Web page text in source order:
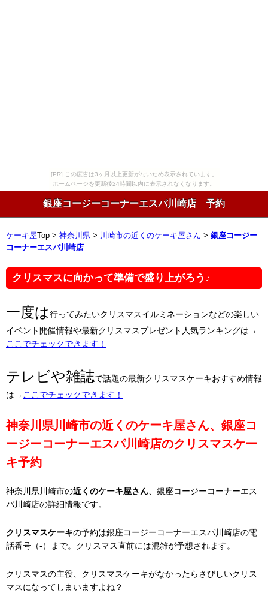
[PR] この広告は3ヶ月以上更新がないため表示されています。
ホームページを更新後24時間以内に表示されなくなります。
銀座コージーコーナーエスパ川崎店 予約
ケーキ屋 Top > 神奈川県 > 川崎市の近くのケーキ屋さん > 銀座コージー
コーナーエスパ川崎店
クリスマスに向かって準備で盛り上がろう♪
一度は行ってみたいクリスマスイルミネーションなどの楽しい
イベント開催情報や最新クリスマスプレゼント人気ランキングは→
ここでチェックできます！
テレビや雑誌で話題の最新クリスマスケーキおすすめ情報
は→ ここでチェックできます！
神奈川県川崎市の近くのケーキ屋さん、銀座コ
ージーコーナーエスパ川崎店のクリスマスケー
キ予約
神奈川県川崎市の近くのケーキ屋さん 、銀座コージーコーナーエス
パ川崎店の詳細情報です。
クリスマスケーキの予約は銀座コージーコーナーエスパ川崎店の電
話番号（-）まで。クリスマス直前には混雑が予想されます。
クリスマスの主役、クリスマスケーキがなかったらさびしいクリス
マスになってしまいますよね？